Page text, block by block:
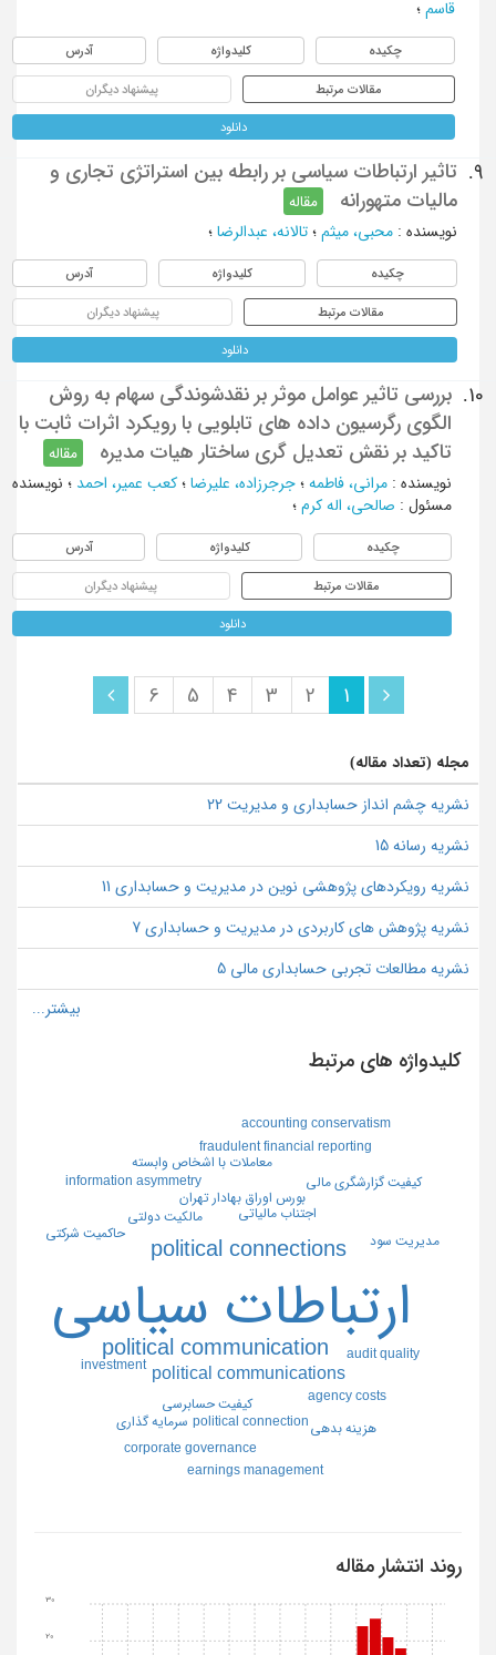
قاسم؛
چکیده کلیدواژه آدرس
مقالات مرتبط پیشنهاد دیگران
دانلود
9.
تاثیر ارتباطات سیاسی بر رابطه بین استراتژی تجاری و
مالیات متهورانه
مقاله
نویسنده: محبی، میثم؛ تالانه، عبدالرضا؛
چکیده کلیدواژه آدرس
مقالات مرتبط پیشنهاد دیگران
دانلود
10.
بررسی تاثیر عوامل موثر بر نقدشوندگی سهام به روش
الگوی رگرسیون داده های تابلویی با رویکرد اثرات ثابت با
تاکید بر نقش تعدیل گری ساختار هیات مدیره
مقاله
نویسنده: مرانی، فاطمه؛ جرجرزاده، علیرضا؛ کعب عمیر، احمد؛ نویسنده
مسئول : صالحی، اله کرم؛
چکیده کلیدواژه آدرس
مقالات مرتبط پیشنهاد دیگران
دانلود
1
2
3
4
5
6
مجله (تعداد مقاله)
نشریه چشم انداز حسابداری و مدیریت 22
نشریه رسانه 15
نشریه رویکردهای پژوهشی نوین در مدیریت و حسابداری 11
نشریه پژوهش های کاربردی در مدیریت و حسابداری 7
نشریه مطالعات تجربی حسابداری مالی 5
کلیدواژه های مرتبط
ارتباطات سياسي
political connections
political communication
political communications
اجتناب مالياتي
بورس اوراق بهادار تهران
كيفيت حسابرسي
political connection
مالكيت دولتي
معاملات با اشخاص وابسته
agency costs
audit quality
corporate governance
fraudulent financial reporting
information asymmetry
investment
سرمايه گذاري
كيفيت گزارشگري مالي
مديريت سود
earnings management
حاكميت شركتي
هزينه بدهي
accounting conservatism
روند انتشار مقاله
20
30